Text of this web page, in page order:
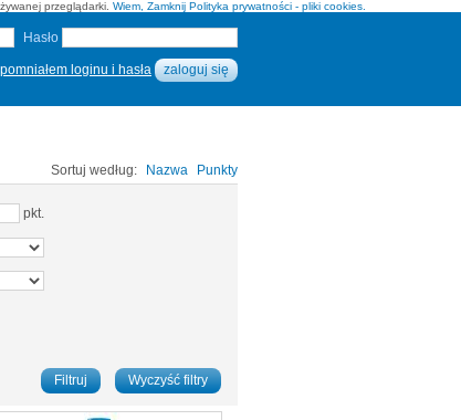
przeglądarki. Wiem, Zamknij Polityka prywatności - pliki cookies.
Hasło
loginu i hasła
Sortuj według: Nazwa Punkty
pkt.
Filtruj
Wyczyść filtry